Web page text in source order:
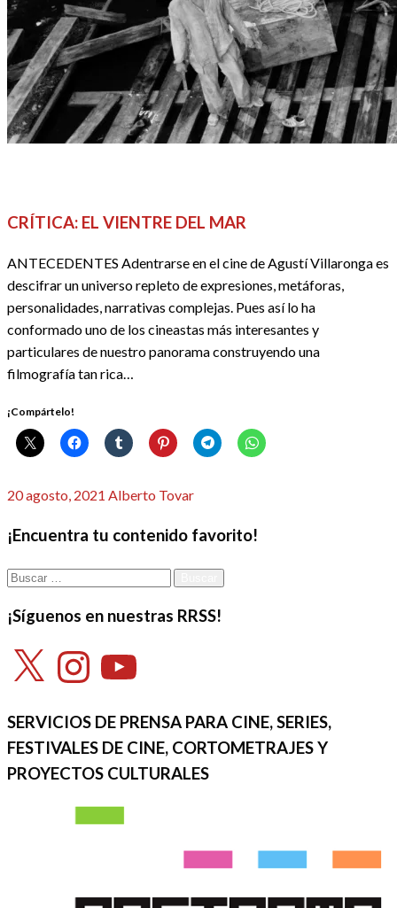
CRÍTICA: EL VIENTRE DEL MAR
ANTECEDENTES Adentrarse en el cine de Agustí Villaronga es
descifrar un universo repleto de expresiones, metáforas,
personalidades, narrativas complejas. Pues así lo ha
conformado uno de los cineastas más interesantes y
particulares de nuestro panorama construyendo una
filmografía tan rica…
¡Compártelo!
Publicado
20 agosto, 2021 Alberto Tovar
¡Encuentra tu contenido favorito!
Buscar:
¡Síguenos en nuestras RRSS!
X InstagramYouTube
SERVICIOS DE PRENSA PARA CINE, SERIES,
FESTIVALES DE CINE, CORTOMETRAJES Y
PROYECTOS CULTURALES